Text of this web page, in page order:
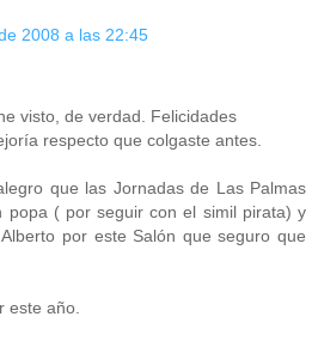
2008 a las 22:45
visto, de verdad. Felicidades
respecto que colgaste antes.
que las Jornadas de Las Palmas
popa ( por seguir con el simil pirata) y
por este Salón que seguro que
este año.